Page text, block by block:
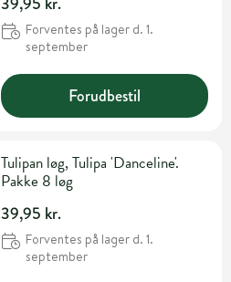
Forventes på lager d. 1.
september
Forudbestil
Tulipan løg, Tulipa 'Danceline'.
Pakke 8 løg
39,95 kr.
Forventes på lager d. 1.
september